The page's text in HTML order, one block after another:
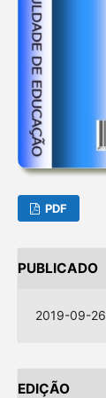
PDF
PUBLICADO
2019-09-26
EDIÇÃO